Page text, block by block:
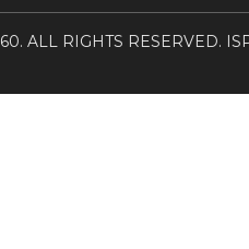
ALL RIGHTS RESERVED.